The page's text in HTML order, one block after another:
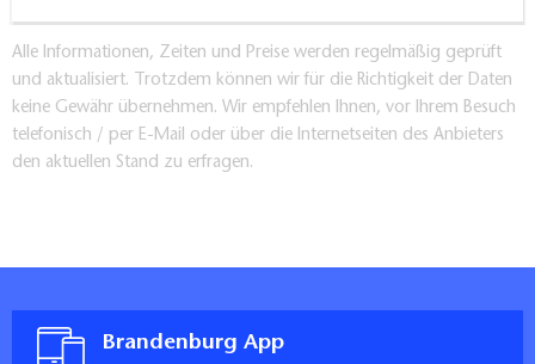
Alle Informationen, Zeiten und Preise werden regelmäßig geprüft
und aktualisiert. Trotzdem können wir für die Richtigkeit der Daten
keine Gewähr übernehmen. Wir empfehlen Ihnen, vor Ihrem Besuch
telefonisch / per E-Mail oder über die Internetseiten des Anbieters
den aktuellen Stand zu erfragen.
Brandenburg App